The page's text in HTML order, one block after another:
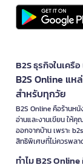
B2S ธุรกิจในเครื
B2S Online แห
สำหรับทุกวัย
B2S Online คือร้านห
อ่านและงานเขียน ให้
ออกจากบ้าน เพราะ
สิทธิพิเศษที่ไม่ควรพลา
ทำไม B2S